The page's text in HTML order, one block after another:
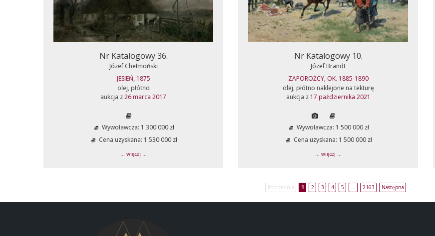
Nr Katalogowy 36.
Józef Chełmoński
JESIEŃ, 1875
olej, płótno
aukcja z26 marca 2017
Wywoławcza: 1 300 000 zł
Cena uzyskana: 1 530 000 zł
... więcej ...
Nr Katalogowy 10.
Józef Brandt
ZAPOROŻCY, OK. 1885-1890
olej, płótno naklejone na tekturę
aukcja z 17 października 2021
Wywoławcza: 1 500 000 zł
Cena uzyskana: 1 500 000 zł
... więcej ...
Poprzednia 1 2 3 4 5 … 2163 Następna